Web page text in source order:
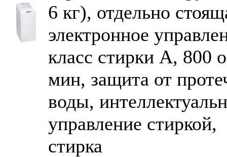
6 кг), отдельно
электронное
класс стирки A, 800
мин, защита от
воды,
управление стиркой,
стирка